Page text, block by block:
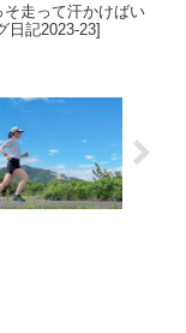
走って汗かけばい
日記2023-23]